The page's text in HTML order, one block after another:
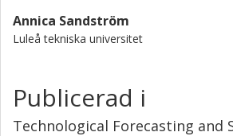
Annica Sandström
Luleå tekniska universitet
Publicerad i
Technological Forecasting and